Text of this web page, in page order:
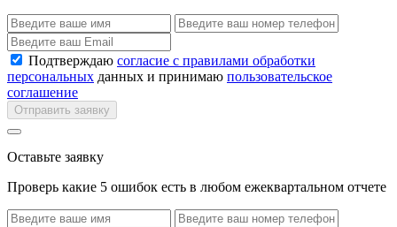
Подтверждаю согласие с правилами обработки
персональных данных и принимаю пользовательское
соглашение
Отправить заявку
Оставьте заявку
Проверь какие 5 ошибок есть в любом ежеквартальном отчете